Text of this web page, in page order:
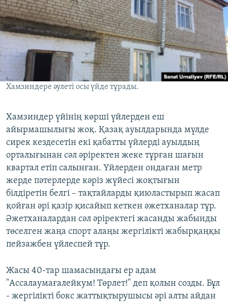
Хамзиндере әулеті осы үйде тұрады.
Хамзиндер үйінің көрші үйлерден еш
айырмашылығы жоқ. Қазақ ауылдарында мүлде
сирек кездесетін екі қабатты үйлерді ауылдың
орталығынан сәл әріректен жеке тұрған шағын
квартал етіп салынған. Үйлерден ондаған метр
жерде пәтерлерде кәріз жүйесі жоқтығын
білдіретін белгі – тақтайларды қиюластырып жасап
қойған әрі қазір қисайып кеткен әжетханалар тұр.
Әжетханалардан сәл әріректегі жасанды жабынды
төселген жаңа спорт алаңы жергілікті жабырқаңқы
пейзажбен үйлеспей тұр.
Жасы 40-тар шамасындағы ер адам
"Ассалаумағалейкум! Төрлет!" деп қолын созды. Бұл
- жергілікті бокс жаттықтырушысы әрі алты айдан